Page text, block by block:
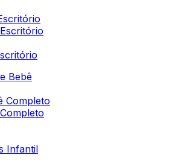
Bebê
Completo
Infantil